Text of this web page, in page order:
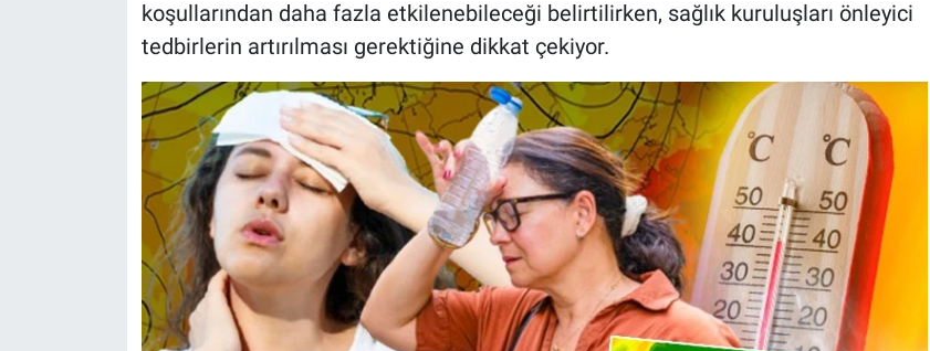
koşullarından daha fazla etkilenebileceği belirtilirken, sağlık kuruluşları önleyici
tedbirlerin artırılması gerektiğine dikkat çekiyor.